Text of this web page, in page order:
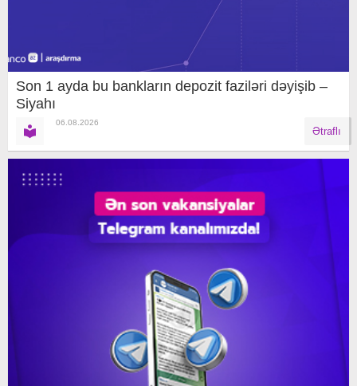
Son 1 ayda bu bankların depozit faziləri dəyişib –
Siyahı
06.08.2026
Ətraflı